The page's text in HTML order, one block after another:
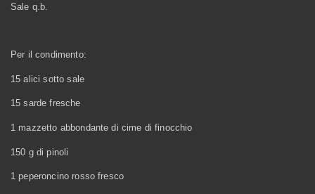
Sale q.b.
Per il condimento:
15 alici sotto sale
15 sarde fresche
1 mazzetto abbondante di cime di finocchio
150 g di pinoli
1 peperoncino rosso fresco